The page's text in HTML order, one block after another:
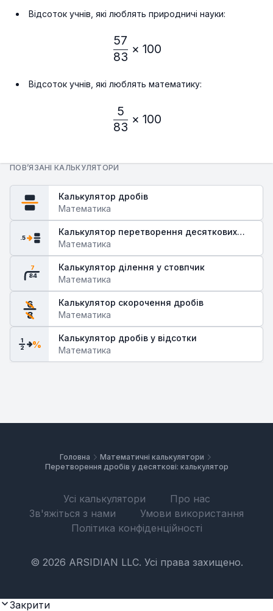
Відсоток учнів, які люблять природничі науки:
\frac{57}{83} × 100% ≈
83
57
× 100
Відсоток учнів, які люблять математику:
\frac{5}{83} × 100% ≈
83
5
× 100
ПОВ’ЯЗАНІ КАЛЬКУЛЯТОРИ
Калькулятор дробів
Математика
.5
Калькулятор перетворення десяткових
дробів у звичайні
Математика
84
7
Калькулятор ділення у стовпчик
Математика
6
8
Калькулятор скорочення дробів
Математика
1
2 %
Калькулятор дробів у відсотки
Математика
Головна
Математичні калькулятори
Перетворення дробів у десяткові: калькулятор
Усі калькулятори
Про нас
Зв'яжіться з нами
Умови використання
Політика конфіденційності
© 2026 ARSIDIAN LLC. Усі права захищено.
Закрити